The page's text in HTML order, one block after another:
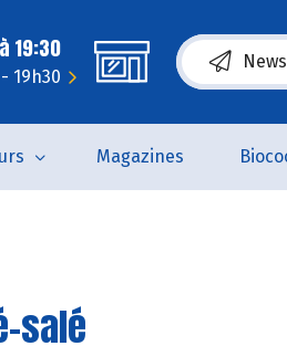
19:30
19h30 (s’ouvre
Magazines
salé